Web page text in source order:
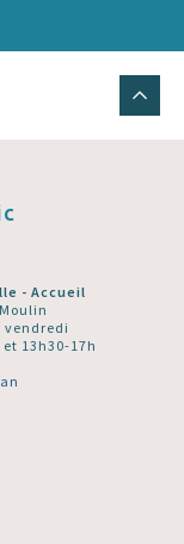
- Accueil
vendredi
13h30-17h